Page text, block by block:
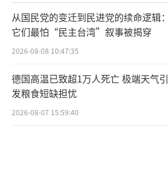
从国民党的变迁到民进党的续命逻辑：
它们最怕“民主台湾”叙事被揭穿
2026-08-08 10:47:35
德国高温已致超1万人死亡 极端天气引
发粮食短缺担忧
2026-08-07 15:59:40